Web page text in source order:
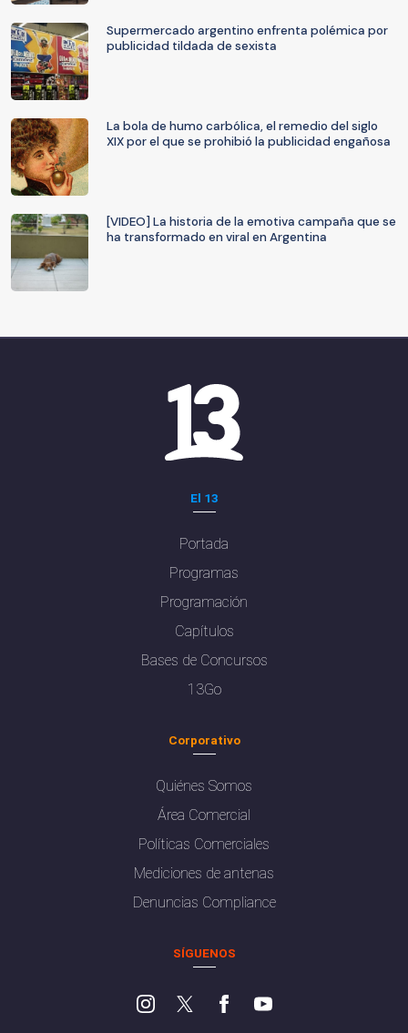
Supermercado argentino enfrenta polémica por
publicidad tildada de sexista
La bola de humo carbólica, el remedio del siglo
XIX por el que se prohibió la publicidad engañosa
[VIDEO] La historia de la emotiva campaña que se
ha transformado en viral en Argentina
El 13
Portada
Programas
Programación
Capítulos
Bases de Concursos
13Go
Corporativo
Quiénes Somos
Área Comercial
Políticas Comerciales
Mediciones de antenas
Denuncias Compliance
SÍGUENOS